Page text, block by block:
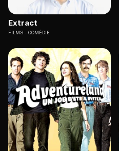
Extract
FILMS COMÉDIE